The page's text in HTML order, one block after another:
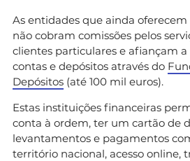
As entidades que ainda
não cobram comissões pelos
clientes particulares e afiançam a
contas e depósitos através do
Depósitos (até 100 mil euros).
Estas instituições financeiras
conta à ordem, ter um cartão de
levantamentos e pagamentos
território nacional, acesso online,